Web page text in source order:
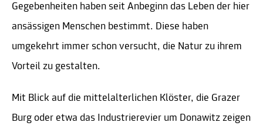
Gegebenheiten haben seit Anbeginn das Leben der hier
ansässigen Menschen bestimmt. Diese haben
umgekehrt immer schon versucht, die Natur zu ihrem
Vorteil zu gestalten.
Mit Blick auf die mittelalterlichen Klöster, die Grazer
Burg oder etwa das Industrierevier um Donawitz zeigen